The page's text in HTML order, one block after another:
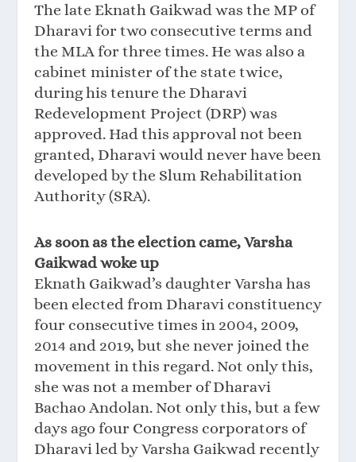
The late Eknath Gaikwad was the MP of
Dharavi for two consecutive terms and
the MLA for three times. He was also a
cabinet minister of the state twice,
during his tenure the Dharavi
Redevelopment Project (DRP) was
approved. Had this approval not been
granted, Dharavi would never have been
developed by the Slum Rehabilitation
Authority (SRA).
As soon as the election came, Varsha
Gaikwad woke up
Eknath Gaikwad’s daughter Varsha has
been elected from Dharavi constituency
four consecutive times in 2004, 2009,
2014 and 2019, but she never joined the
movement in this regard. Not only this,
she was not a member of Dharavi
Bachao Andolan. Not only this, but a few
days ago four Congress corporators of
Dharavi led by Varsha Gaikwad recently